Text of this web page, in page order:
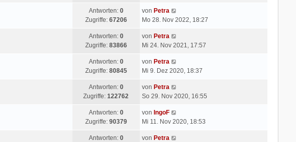
Antworten: 0
Zugriffe: 67206
von Petra
Mo 28. Nov 2022, 18:27
Antworten: 0
Zugriffe: 83866
von Petra
Mi 24. Nov 2021, 17:57
Antworten: 0
Zugriffe: 80845
von Petra
Mi 9. Dez 2020, 18:37
Antworten: 0
Zugriffe:122762
von Petra
So 29. Nov 2020, 16:55
Antworten: 0
Zugriffe: 90379
von IngoF
Mi 11. Nov 2020, 18:53
Antworten: 0
von Petra